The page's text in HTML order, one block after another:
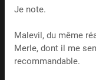
Je note.
Malevil, du même
Merle, dont il me
recommandable.